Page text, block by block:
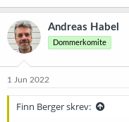
Andreas Habel
Dommerkomite
1 Jun 2022
Finn Berger skrev: